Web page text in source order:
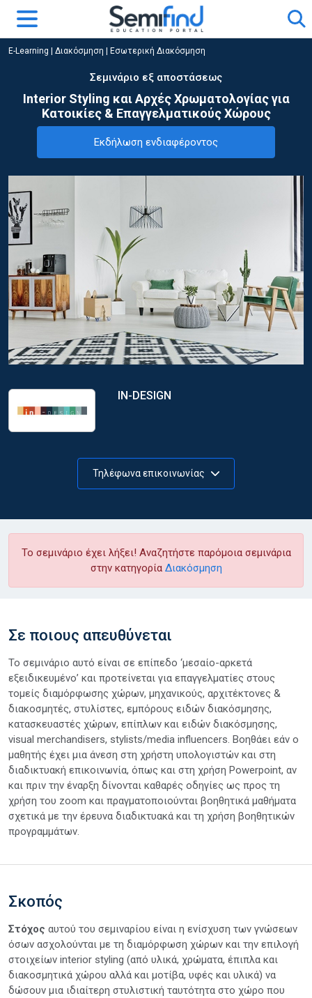
E-Learning Διακόσμηση Εσωτερική Διακόσμηση
Σεμινάριο εξ αποστάσεως
Interior Styling και Αρχές Χρωματολογίας για
Κατοικίες & Επαγγελματικούς Χώρους
Εκδήλωση ενδιαφέροντος
IN-DESIGN
Τηλέφωνα επικοινωνίας
Το σεμινάριο έχει λήξει! Αναζητήστε παρόμοια σεμινάρια
στην κατηγορία Διακόσμηση
Σε ποιους απευθύνεται
Το σεμινάριο αυτό είναι σε επίπεδο ‘μεσαίο-αρκετά
εξειδικευμένο’ και προτείνεται για επαγγελματίες στους
τομείς διαμόρφωσης χώρων, μηχανικούς, αρχιτέκτονες &
διακοσμητές, στυλίστες, εμπόρους ειδών διακόσμησης,
κατασκευαστές χώρων, επίπλων και ειδών διακόσμησης,
visual merchandisers, stylists/media influencers. Βοηθάει εάν ο
μαθητής έχει μια άνεση στη χρήστη υπολογιστών και στη
διαδικτυακή επικοινωνία, όπως και στη χρήση Powerpoint, αν
και πριν την έναρξη δίνονται καθαρές οδηγίες ως προς τη
χρήση του zoom και πραγματοποιούνται βοηθητικά μαθήματα
σχετικά με την έρευνα διαδικτυακά και τη χρήση βοηθητικών
προγραμμάτων.
Σκοπός
Στόχος αυτού του σεμιναρίου είναι η ενίσχυση των γνώσεων
όσων ασχολούνται με τη διαμόρφωση χώρων και την επιλογή
στοιχείων interior styling (από υλικά, χρώματα, έπιπλα και
διακοσμητικά χώρου αλλά και μοτίβα, υφές και υλικά) να
δώσουν μια ιδιαίτερη στυλιστική ταυτότητα στο χώρο που